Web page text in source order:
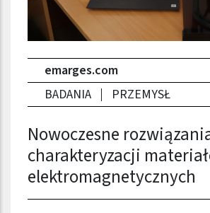
emarges.com
BADANIA
PRZEMYSŁ
Nowoczesne
charakteryzacji
elektromagnetycznych